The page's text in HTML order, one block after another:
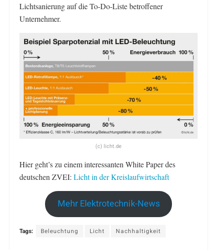
Lichtsanierung auf die To-Do-Liste betroffener
Unternehmer.
(c) licht.de
Hier geht’s zu einem interessanten White Paper des
deutschen ZVEI: Licht in der Kreislaufwirtschaft
Mehr Elektrotechnik-News
Tags: Beleuchtung Licht Nachhaltigkeit